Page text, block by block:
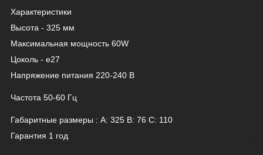
Характеристики
Высота - 325 мм
Максимальная мощность 60W
Цоколь - e27
Напряжение питания 220-240 В
Частота 50-60 Гц
Габаритные размеры : A: 325 B: 76 C: 110
Гарантия 1 год